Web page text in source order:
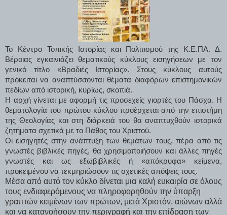
Το Κέντρο Τοπικής Ιστορίας και Πολιτισμού της Κ.Ε.ΠΑ. Δ.
Βέροιας εγκαινιάζει θεματικούς κύκλους εισηγήσεων με τον
γενικό τίτλο «Βραδιές Ιστορίας». Στους κύκλους αυτούς
πρόκειται να αναπτύσσονται θέματα διαφόρων επιστημονικών
πεδίων από ιστορική, κυρίως, σκοπιά.
Η αρχή γίνεται με αφορμή τις προσεχείς γιορτές του Πάσχα. Η
θεματολογία του πρώτου κύκλου προέρχεται από την επιστήμη
της Θεολογίας και στη διάρκειά του θα αναπτυχθούν ιστορικά
ζητήματα σχετικά με το Πάθος του Χριστού.
Οι εισηγητές στην ανάπτυξη των θεμάτων τους, πέρα από τις
γνωστές βιβλικές πηγές, θα χρησιμοποιήσουν και άλλες πηγές
γνωστές και ως εξωβιβλικές ή «απόκρυφα» κείμενα,
προκειμένου να τεκμηριώσουν τις σχετικές απόψεις τους.
Μέσα από αυτό τον κύκλο δίνεται μια καλή ευκαιρία σε όλους
τους ενδιαφερόμενους να πληροφορηθούν την ύπαρξη
γραπτών κειμένων των πρώτων, μετά Χριστόν, αιώνων αλλά
και να κατανοήσουν την περιγραφή και την επίδραση των